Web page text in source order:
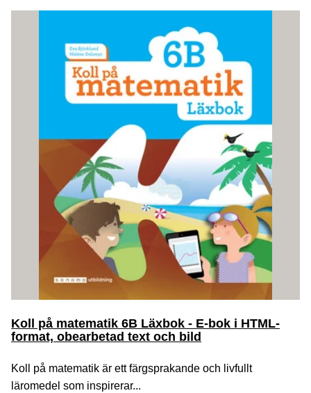
Koll på matematik 6B Läxbok - E-bok i HTML-
format, obearbetad text och bild
Koll på matematik är ett färgsprakande och livfullt
läromedel som inspirerar...